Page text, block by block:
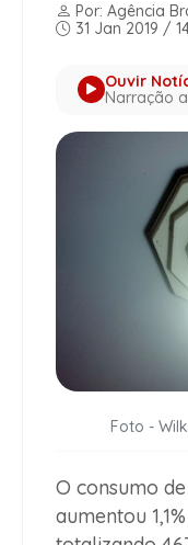
Por: Agência
31 Jan 2019 /
Ouvir
Narração
Foto -
O consumo
aumentou